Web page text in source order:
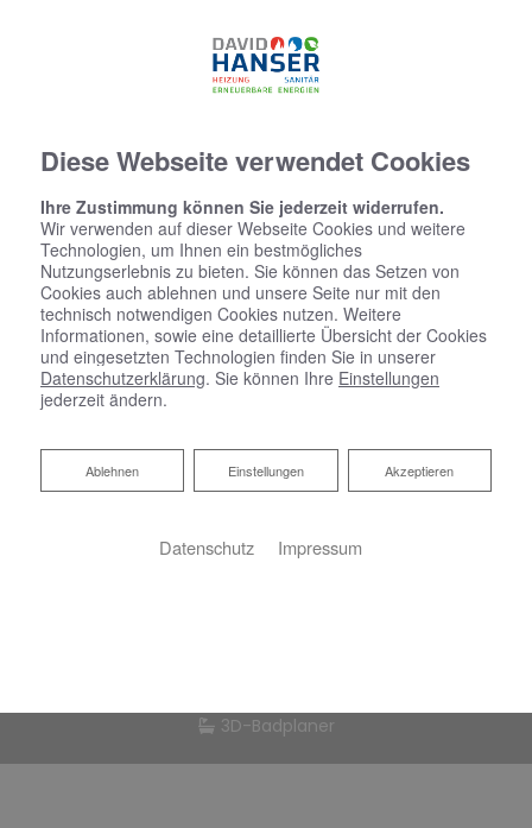
07634 - 5537774
3D-Badplaner
Diese Webseite verwendet Cookies
Ihre Zustimmung können Sie jederzeit widerrufen.
Wir verwenden auf dieser Webseite Cookies und weitere
Technologien, um Ihnen ein bestmögliches
Nutzungserlebnis zu bieten. Sie können das Setzen von
Cookies auch ablehnen und unsere Seite nur mit den
technisch notwendigen Cookies nutzen. Weitere
Informationen, sowie eine detaillierte Übersicht der Cookies
und eingesetzten Technologien finden Sie in unserer
Datenschutzerklärung. Sie können Ihre Einstellungen
jederzeit ändern.
Akzeptieren
Einstellungen
Ablehnen
Ablehnen
Datenschutz Impressum